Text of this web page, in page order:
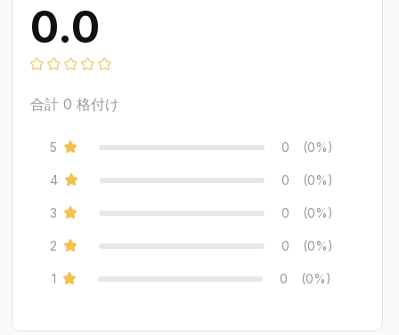
0.0
合計 0 格付け
5 0 (0%)
4 0 (0%)
3 0 (0%)
2 0 (0%)
1 0 (0%)